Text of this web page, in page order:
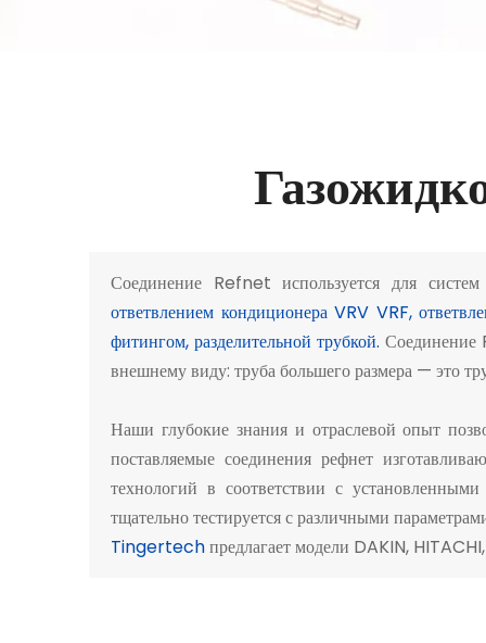
Соединение Refnet используется для
ответвлением кондиционера VRV VRF,
фитингом, разделительной трубкой. Соединение
внешнему виду: труба большего размера — это
Наши глубокие знания и отраслевой опыт
поставляемые соединения рефнет
технологий в соответствии с
тщательно тестируется с различными
Tingertechпредлагает модели DAKIN,